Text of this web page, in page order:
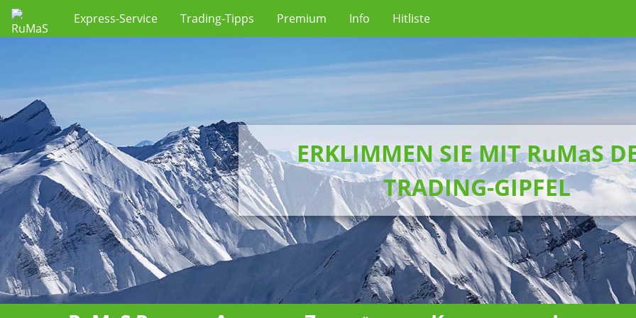
Express-Service Trading-Tipps Premium Info Hitliste
ERKLIMMEN SIE MIT RuMaS
TRADING-GIPFEL